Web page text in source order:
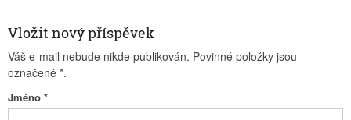
Vložit nový příspěvek
Váš e-mail nebude nikde publikován. Povinné položky jsou
označené *.
Jméno *